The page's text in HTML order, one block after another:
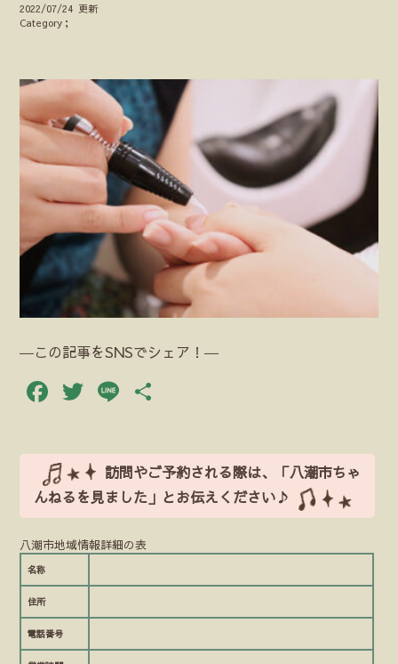
2022/07/24 更新
Category；
―この記事をSNSでシェア！―
Facebook
Twitter
Line
訪問やご予約される際は、「八潮市ちゃ
んねるを見ました」とお伝えください♪
八潮市地域情報詳細の表
名称
住所
電話番号